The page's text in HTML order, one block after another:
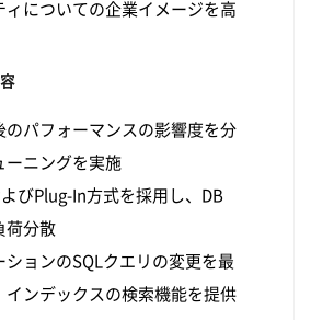
ィについての企業イメージを高
のパフォーマンスの影響度を分
ーニングを実施
びPlug-In方式を採用し、DB
荷分散
ションのSQLクエリの変更を最
インデックスの検索機能を提供